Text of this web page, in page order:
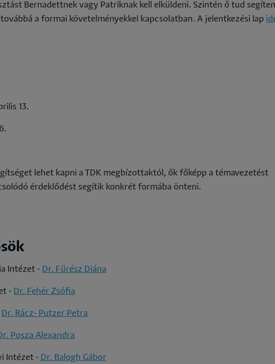
Bernadettnek vagy Patriknak kell elküldeni. Szintén ő tud
a formai követelményekkel kapcsolatban. A jelentkezési lap
13.
lehet kapni a TDK megbízottaktól, ők főképp a témavezetést
érdeklődést segítik konkrét formába önteni.
Intézet - Dr. Fűrész Diána
- Dr. Fehér Zsófia
Dr. Rácz- Putzer Petra
Posza Alexandra
Intézet - Dr. Balogh Gábor